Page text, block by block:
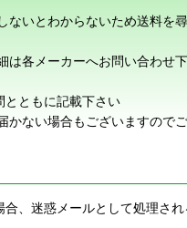
いとわからないため送料を
各メーカーへお問い合わせ
とともに記載下さい
ない場合もございますので
、迷惑メールとして処理さ